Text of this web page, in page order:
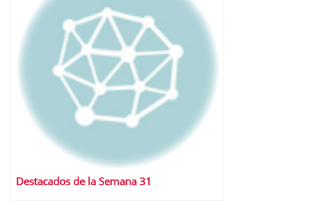
Destacados de la Semana 31